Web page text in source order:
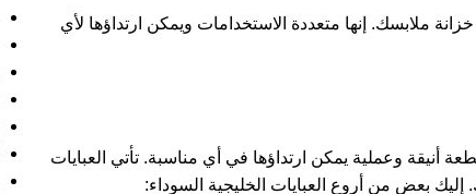
ملابسك. إنها متعددة الاستخدامات ويمكن ارتداؤها لأي
وعملية يمكن ارتداؤها في أي مناسبة. تأتي العبايات
إليك بعض من أروع العبايات الخليجية السوداء: